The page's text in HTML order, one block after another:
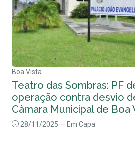
Boa Vista
Teatro das Sombras: PF
operação contra desvio
Câmara Municipal de Boa
28/11/2025 — Em Capa